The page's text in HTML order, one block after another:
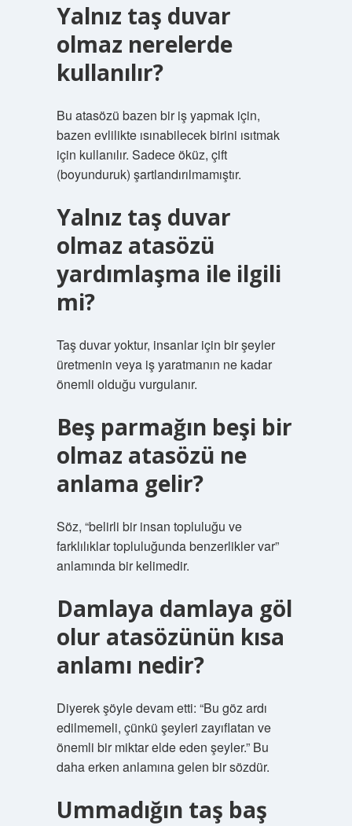
Yalnız taş duvar
olmaz nerelerde
kullanılır?
Bu atasözü bazen bir iş yapmak için,
bazen evlilikte ısınabilecek birini ısıtmak
için kullanılır. Sadece öküz, çift
(boyunduruk) şartlandırılmamıştır.
Yalnız taş duvar
olmaz atasözü
yardımlaşma ile ilgili
mi?
Taş duvar yoktur, insanlar için bir şeyler
üretmenin veya iş yaratmanın ne kadar
önemli olduğu vurgulanır.
Beş parmağın beşi bir
olmaz atasözü ne
anlama gelir?
Söz, “belirli bir insan topluluğu ve
farklılıklar topluluğunda benzerlikler var”
anlamında bir kelimedir.
Damlaya damlaya göl
olur atasözünün kısa
anlamı nedir?
Diyerek şöyle devam etti: “Bu göz ardı
edilmemeli, çünkü şeyleri zayıflatan ve
önemli bir miktar elde eden şeyler.” Bu
daha erken anlamına gelen bir sözdür.
Ummadığın taş baş